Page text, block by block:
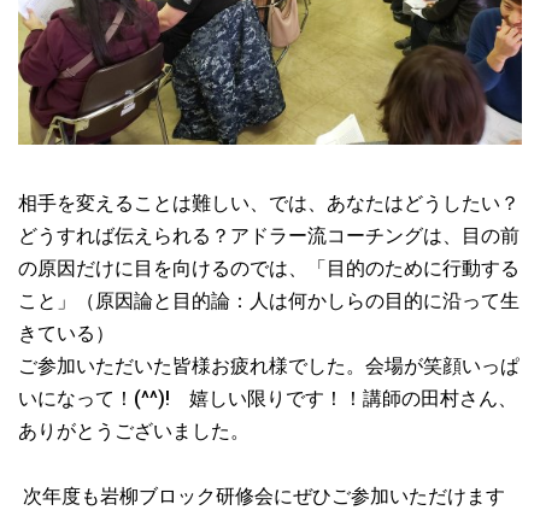
相手を変えることは難しい、では、あなたはどうしたい？
どうすれば伝えられる？アドラー流コーチングは、目の前
の原因だけに目を向けるのでは、「目的のために行動する
こと」（原因論と目的論：人は何かしらの目的に沿って生
きている）
ご参加いただいた皆様お疲れ様でした。会場が笑顔いっぱ
いになって！(^^)! 嬉しい限りです！！講師の田村さん、
ありがとうございました。
次年度も岩柳ブロック研修会にぜひご参加いただけます